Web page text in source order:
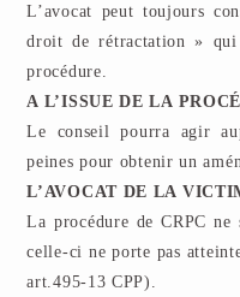
L’avocat peut toujours
droit de rétractation »
procédure.
A L’ISSUE DE LA
Le conseil pourra agir
peines pour obtenir un
L’AVOCAT DE LA
La procédure de CRPC ne
celle-ci ne porte pas
art.495-13 CPP).